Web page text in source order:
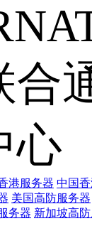
合
心
港服务器 中国
美国高防服务器
务器 新加坡高